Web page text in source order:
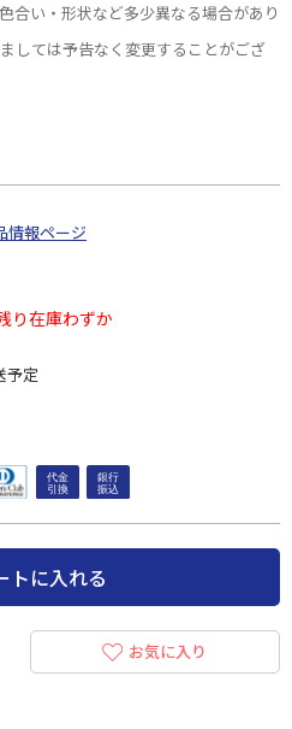
合い・形状など多少異なる場合があり
しては予告なく変更することがござ
情報ページ
り在庫わずか
予定
トに入れる
お気に入り